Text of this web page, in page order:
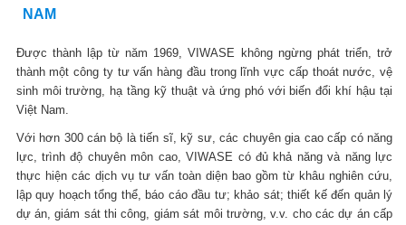
NAM
Được thành lập từ năm 1969, VIWASE không ngừng phát triển, trở
thành một công ty tư vấn hàng đầu trong lĩnh vực cấp thoát nước, vệ
sinh môi trường, hạ tầng kỹ thuật và ứng phó với biến đổi khí hậu tại
Việt Nam.
Với hơn 300 cán bộ là tiến sĩ, kỹ sư, các chuyên gia cao cấp có năng
lực, trình độ chuyên môn cao, VIWASE có đủ khả năng và năng lực
thực hiện các dịch vụ tư vấn toàn diện bao gồm từ khâu nghiên cứu,
lập quy hoạch tổng thể, báo cáo đầu tư; khảo sát; thiết kế đến quản lý
dự án, giám sát thi công, giám sát môi trường, v.v. cho các dự án cấp